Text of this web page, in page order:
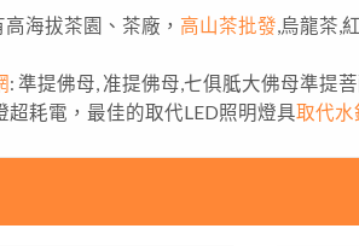
海拔茶園、茶廠， 高山茶批發 ,烏龍茶,
: 準提佛母, 准提佛母,七俱胝大佛母準提
超耗電，最佳的取代LED照明燈具取代水